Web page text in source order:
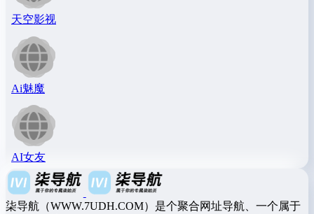
天空影视
Ai魅魔
AI女友
柒导航（WWW.7UDH.COM）是个聚合网址导航、一个属于